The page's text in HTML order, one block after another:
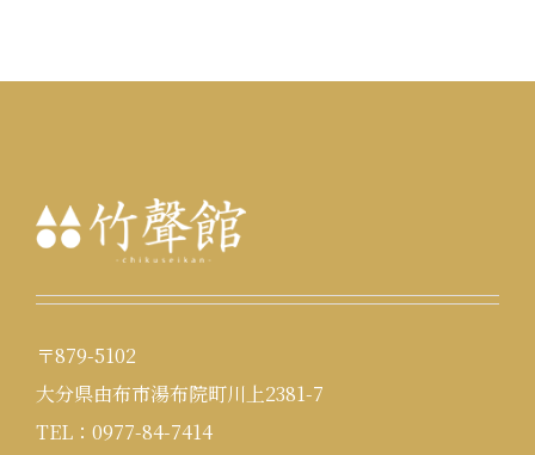
〒879-5102
大分県由布市湯布院町川上2381-7
TEL：0977-84-7414